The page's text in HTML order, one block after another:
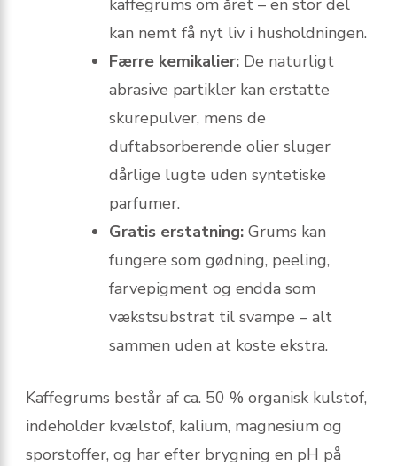
kaffegrums om året – en stor del
kan nemt få nyt liv i husholdningen.
Færre kemikalier: De naturligt
abrasive partikler kan erstatte
skurepulver, mens de
duftabsorberende olier sluger
dårlige lugte uden syntetiske
parfumer.
Gratis erstatning: Grums kan
fungere som gødning, peeling,
farvepigment og endda som
vækstsubstrat til svampe – alt
sammen uden at koste ekstra.
Kaffegrums består af ca. 50 % organisk kulstof,
indeholder kvælstof, kalium, magnesium og
sporstoffer, og har efter brygning en pH på